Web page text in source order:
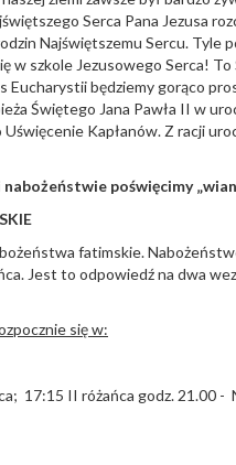
Serca Pana Jezusa
Najświętszemu Sercu. Tyle
w szkole Jezusowego Serca!
Eucharystii będziemy gorąco
Świętego Jana Pawła II w
Kapłanów. Z racji
poświęcimy
fatimskie.
Jest to odpowiedź na dwa
się w:
17:15 II różańca godz. 21.00